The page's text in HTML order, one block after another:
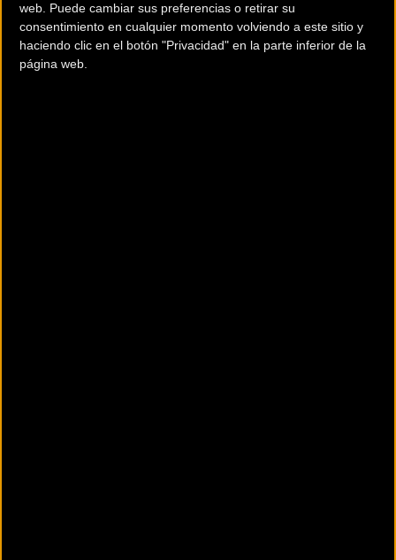
web. Puede cambiar sus preferencias o retirar su
consentimiento en cualquier momento volviendo a este sitio y
haciendo clic en el botón "Privacidad" en la parte inferior de la
página web.